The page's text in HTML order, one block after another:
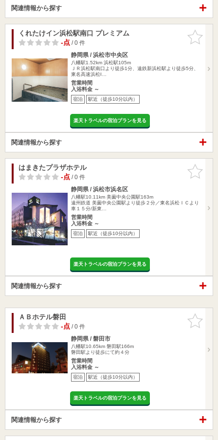
関連情報から探す
お気に入
りに追加
くれたけイン浜松駅南口 プレミアム
-点/ 0 件
静岡県 / 浜松市中央区
八幡駅1.52km 浜松駅105m
ＪＲ浜松駅南口より徒歩1分、遠鉄新浜松駅より徒歩5分、
東名高速浜松I…
営業時間
入浴料金 ～
宿泊 駅近（徒歩10分以内）
楽天トラベルの宿泊プランを見る
関連情報から探す
お気に入
りに追加
はまきたプラザホテル
-点/ 0 件
静岡県 / 浜松市浜名区
八幡駅10.11km 美薗中央公園駅163m
遠州鉄道 美薗中央公園駅より徒歩２分／東名浜松ＩＣより
車１５分/新東…
営業時間
入浴料金 ～
宿泊 駅近（徒歩10分以内）
楽天トラベルの宿泊プランを見る
関連情報から探す
お気に入
りに追加
ＡＢホテル磐田
-点/ 0 件
静岡県 / 磐田市
八幡駅10.65km 磐田駅166m
磐田駅より徒歩にて約４分
営業時間
入浴料金 ～
宿泊 駅近（徒歩10分以内）
楽天トラベルの宿泊プランを見る
関連情報から探す